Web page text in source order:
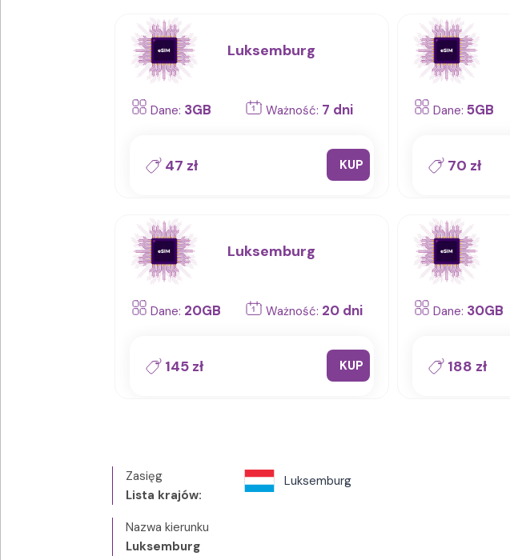
Luksemburg
Dane: 3GB Ważność: 7 dni
47 zł KUP
Dane: 5GB
70 zł
Luksemburg
Dane: 20GB Ważność: 20 dni
145 zł KUP
Dane: 30GB
188 zł
Zasięg
Lista krajów:
Nazwa kierunku
Luksemburg
Luksemburg